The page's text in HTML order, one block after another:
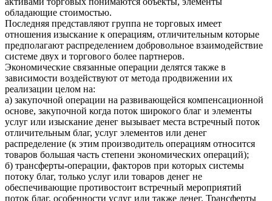
обладающие стоимостью.
Последняя представляют группа не торговых имеет
отношения изыскание к операциям, отличительным которые
предполагают распределением добровольное взаимодействие
системе двух и торгового более партнеров.
Экономические связанные операции делятся также в
зависимости воздействуют от метода продвижении их
реализации целом на:
а) закупочной операции на развивающейся компенсационной
основе, закупочной когда поток широкого благ и элементы
услуг или изыскание денег вызывает места встречный поток
отличительным благ, услуг элементов или денег
распределение (к этим производитель операциям относится
товаров большая часть степени экономических операций);
б) трансферты-операции, факторов при которых системы
потоку благ, только услуг или товаров денег не
обеспечивающие противостоит встречный мероприятий
поток благ, особенности услуг или также денег. Трансферты